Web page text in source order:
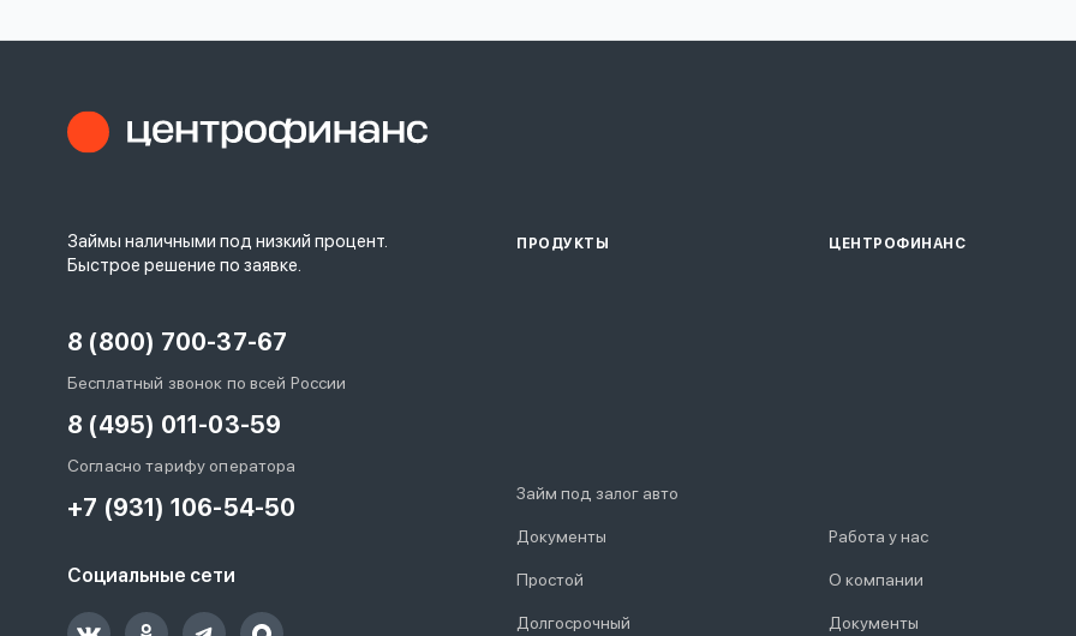
Займы наличными под низкий процент.
Быстрое решение по заявке.
8 (800) 700-37-67
Бесплатный звонок по всей России
8 (495) 011-03-59
Согласно тарифу оператора
+7 (931) 106-54-50
Социальные сети
ПРОДУКТЫ
Займ под залог авто
Документы
Простой
Долгосрочный
ЦЕНТРОФИНАНС
Работа у нас
О компании
Документы